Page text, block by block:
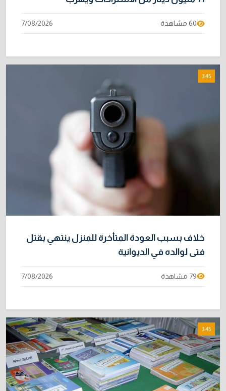
60 مشاهدة 7/08/2026
3:45
خلاف بسبب العودة المتأخرة للمنزل ينتهي بقتل
فتى لوالده في الديوانية
79 مشاهدة 7/08/2026
3:45